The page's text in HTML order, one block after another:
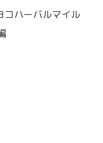
コハーバルマイル